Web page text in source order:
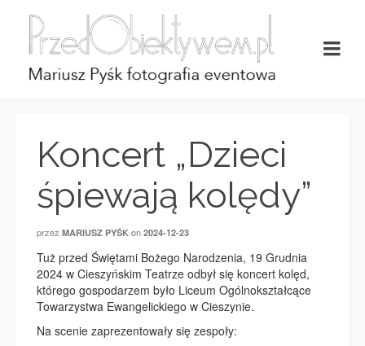
Koncert „Dzieci
śpiewają kolędy”
przez MARIUSZ PYŚK on 2024-12-23
Tuż przed Świętami Bożego Narodzenia, 19 Grudnia
2024 w Cieszyńskim Teatrze odbył się koncert kolęd,
którego gospodarzem było Liceum Ogólnokształcące
Towarzystwa Ewangelickiego w Cieszynie.
Na scenie zaprezentowały się zespoły: